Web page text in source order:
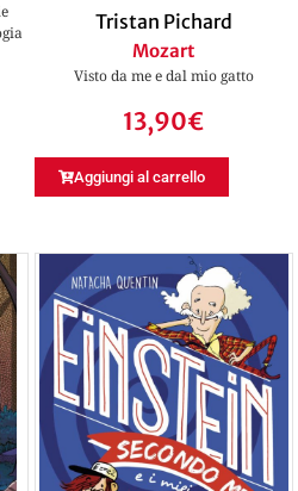
Tristan Pichard
Mozart
Visto da me e dal mio gatto
13,90€
Aggiungi al carrello